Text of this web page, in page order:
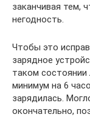
заканчивая тем,
негодность.
Чтобы это
зарядное
таком состоянии
минимум на 6
зарядилась.
окончательно,